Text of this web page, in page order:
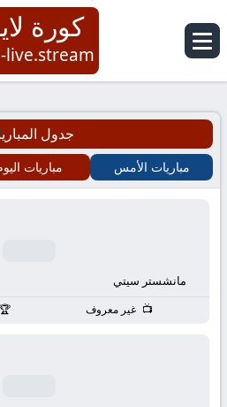
كورة
لايف
|
koora
مباريات
كورة
live.stream
جدول
مباريات الأمس مباريات
مانشستر سيتي
غير معروف